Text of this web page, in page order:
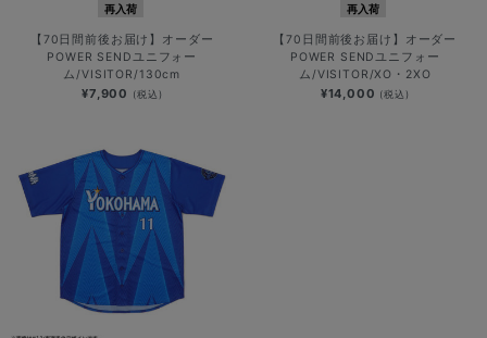
再入荷
【70日間前後お届け】オーダー
POWER SENDユニフォー
ム/VISITOR/130cm
¥7,900 (税込)
再入荷
【70日間前後お届け】オーダー
POWER SENDユニフォー
ム/VISITOR/XO・2XO
¥14,000 (税込)